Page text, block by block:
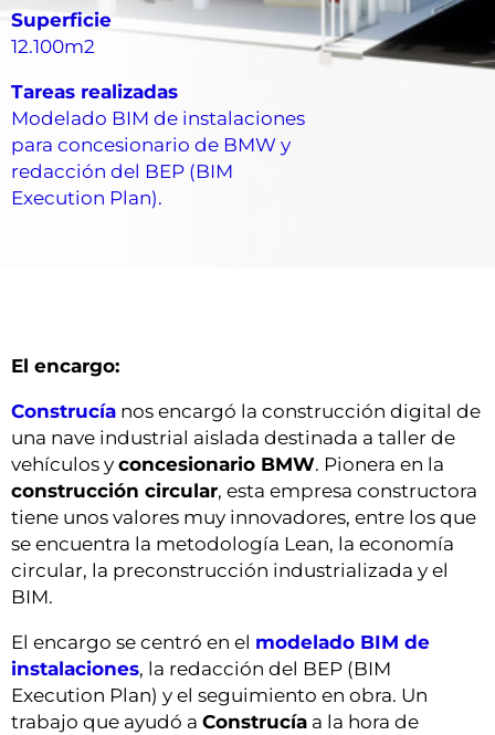
Superficie
12.100m2
Tareas realizadas
Modelado BIM de instalaciones
para concesionario de BMW y
redacción del BEP (BIM
Execution Plan).
El encargo:
Construcía nos encargó la construcción digital de
una nave industrial aislada destinada a taller de
vehículos y concesionario BMW. Pionera en la
construcción circular, esta empresa constructora
tiene unos valores muy innovadores, entre los que
se encuentra la metodología Lean, la economía
circular, la preconstrucción industrializada y el
BIM.
El encargo se centró en el modelado BIM de
instalaciones, la redacción del BEP (BIM
Execution Plan) y el seguimiento en obra. Un
trabajo que ayudó a Construcía a la hora de